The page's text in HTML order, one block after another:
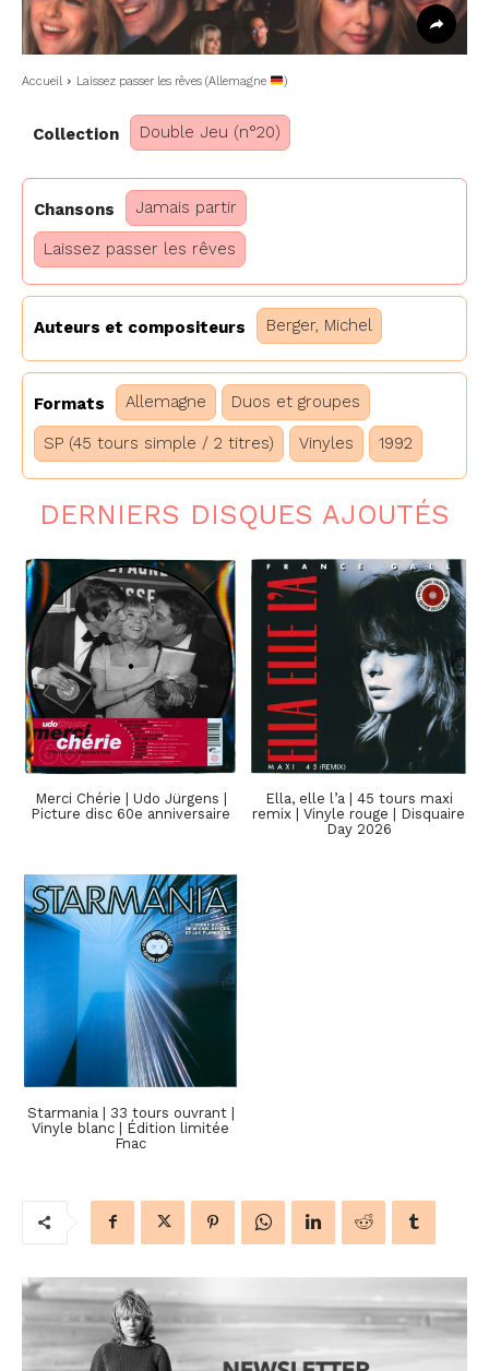
Accueil Laissez passer les rêves (Allemagne )
Collection Double Jeu (n°20)
Chansons Jamais partir
Laissez passer les rêves
Auteurs et compositeurs Berger, Michel
Formats Allemagne Duos et groupes
SP (45 tours simple / 2 titres) Vinyles 1992
DERNIERS DISQUES AJOUTÉS
Merci Chérie | Udo Jürgens |
Picture disc 60e anniversaire
Ella, elle l’a | 45 tours maxi
remix | Vinyle rouge | Disquaire
Day 2026
Starmania | 33 tours ouvrant |
Vinyle blanc | Édition limitée
Fnac